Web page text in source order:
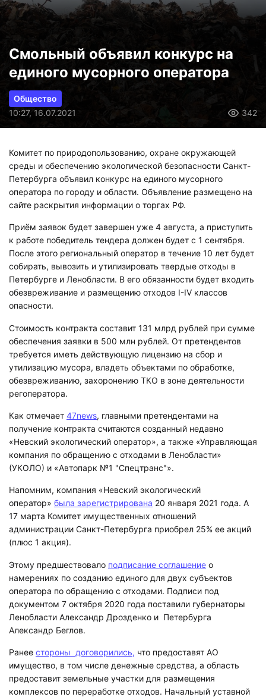
Смольный объявил конкурс на
единого мусорного оператора
Общество
10:27, 16.07.2021
342
Комитет по природопользованию, охране окружающей
среды и обеспечению экологической безопасности Санкт-
Петербурга объявил конкурс на единого мусорного
оператора по городу и области. Объявление размещено на
сайте раскрытия информации о торгах РФ.
Приём заявок будет завершен уже 4 августа, а приступить
к работе победитель тендера должен будет с 1 сентября.
После этого региональный оператор в течение 10 лет будет
собирать, вывозить и утилизировать твердые отходы в
Петербурге и Ленобласти. В его обязанности будет входить
обезвреживание и размещению отходов I-IV классов
опасности.
Стоимость контракта составит 131 млрд рублей при сумме
обеспечения заявки в 500 млн рублей. От претендентов
требуется иметь действующую лицензию на сбор и
утилизацию мусора, владеть объектами по обработке,
обезвреживанию, захоронению ТКО в зоне деятельности
регоператора.
Как отмечает 47news, главными претендентами на
получение контракта считаются созданный недавно
«Невский экологический оператор», а также «Управляющая
компания по обращению с отходами в Ленобласти»
(УКОЛО) и «Автопарк №1 "Спецтранс"».
Напомним, компания «Невский экологический
оператор» была зарегистрирована 20 января 2021 года. А
17 марта Комитет имущественных отношений
администрации Санкт-Петербурга приобрел 25% ее акций
(плюс 1 акция).
Этому предшествовало подписание соглашение о
намерениях по созданию единого для двух субъектов
оператора по обращению с отходами. Подписи под
документом 7 октября 2020 года поставили губернаторы
Ленобласти Александр Дрозденко и Петербурга
Александр Беглов.
Ранее стороны договорились, что предоставят АО
имущество, в том числе денежные средства, а область
предоставит земельные участки для размещения
комплексов по переработке отходов. Начальный уставной